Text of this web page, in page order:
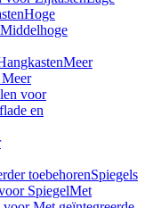
Hoge
Middelhoge
Meer
voor
en
toebehorenSpiegels
SpiegelMet